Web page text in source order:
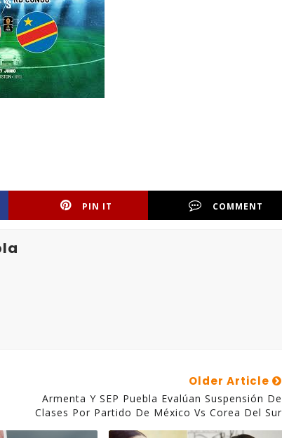
PIN IT COMMENT
Older Article
Armenta Y SEP Puebla Evalúan Suspensión De
Clases Por Partido De México Vs Corea Del Sur